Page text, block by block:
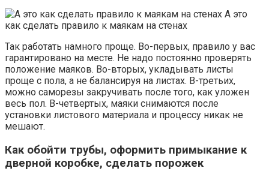
А это
как сделать правило к маякам на стенах
Так работать намного проще. Во-первых, правило у вас
гарантировано на месте. Не надо постоянно проверять
положение маяков. Во-вторых, укладывать листы
проще с пола, а не балансируя на листах. В-третьих,
можно саморезы закручивать после того, как уложен
весь пол. В-четвертых, маяки снимаются после
установки листового материала и процессу никак не
мешают.
Как обойти трубы, оформить примыкание к
дверной коробке, сделать порожек